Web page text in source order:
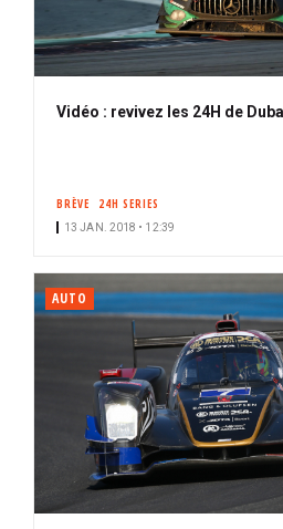
Vidéo : revivez les 24H de
BRÈVE 24H SERIES
13 JAN. 2018 • 12:39
AUTO